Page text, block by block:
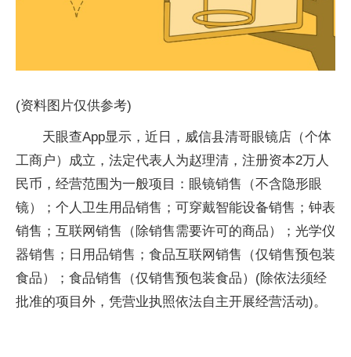
(资料图片仅供参考)
天眼查App显示，近日，威信县清哥眼镜店（个体
工商户）成立，法定代表人为赵理清，注册资本2万人
民币，经营范围为一般项目：眼镜销售（不含隐形眼
镜）；个人卫生用品销售；可穿戴智能设备销售；钟表
销售；互联网销售（除销售需要许可的商品）；光学仪
器销售；日用品销售；食品互联网销售（仅销售预包装
食品）；食品销售（仅销售预包装食品）(除依法须经
批准的项目外，凭营业执照依法自主开展经营活动)。